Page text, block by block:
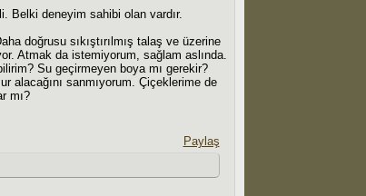
Belki deneyim sahibi olan vardır.
doğrusu sıkıştırılmış talaş ve üzerine
Atmak da istemiyorum, sağlam aslında.
Su geçirmeyen boya mı gerekir?
alacağını sanmıyorum. Çiçeklerime de
mı?
Paylaş